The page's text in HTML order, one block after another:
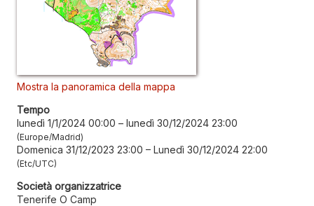
Mostra la panoramica della mappa
Tempo
lunedì 1/1/2024 00:00 – lunedì 30/12/2024 23:00
Europe/Madrid
Domenica 31/12/2023 23:00 – Lunedì 30/12/2024 22:00
Etc/UTC
Società organizzatrice
Tenerife O Camp